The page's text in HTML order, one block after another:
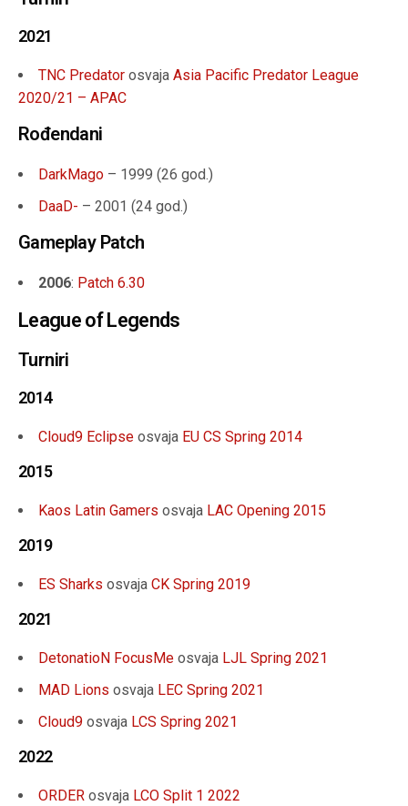
2021
TNC Predator osvaja Asia Pacific Predator League
2020/21 – APAC
Rođendani
DarkMago – 1999 (26 god.)
DaaD- – 2001 (24 god.)
Gameplay Patch
2006: Patch 6.30
League of Legends
Turniri
2014
Cloud9 Eclipse osvaja EU CS Spring 2014
2015
Kaos Latin Gamers osvaja LAC Opening 2015
2019
ES Sharks osvaja CK Spring 2019
2021
DetonatioN FocusMe osvaja LJL Spring 2021
MAD Lions osvaja LEC Spring 2021
Cloud9 osvaja LCS Spring 2021
2022
ORDER osvaja LCO Split 1 2022